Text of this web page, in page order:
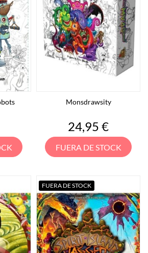
Monsdrawsity
Precio
24,95 €
FUERA DE STOCK
FUERA DE STOCK